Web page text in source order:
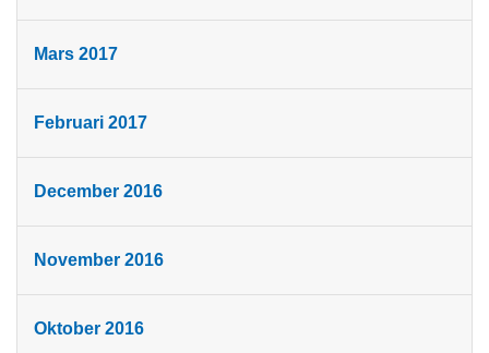
Mars 2017
Februari 2017
December 2016
November 2016
Oktober 2016